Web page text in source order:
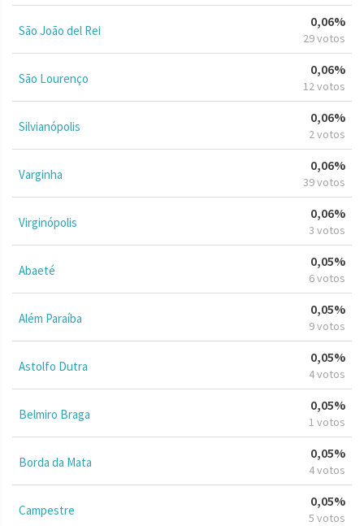
São João del Rei
0,06%
29 votos
São Lourenço
0,06%
12 votos
Silvianópolis
0,06%
2 votos
Varginha
0,06%
39 votos
Virginópolis
0,06%
3 votos
Abaeté
0,05%
6 votos
Além Paraíba
0,05%
9 votos
Astolfo Dutra
0,05%
4 votos
Belmiro Braga
0,05%
1 votos
Borda da Mata
0,05%
4 votos
Campestre
0,05%
5 votos